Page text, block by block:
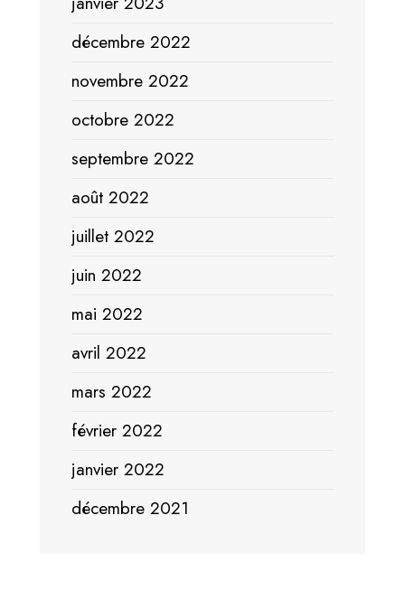
décembre 2022
novembre 2022
octobre 2022
septembre 2022
août 2022
juillet 2022
juin 2022
mai 2022
avril 2022
mars 2022
février 2022
janvier 2022
décembre 2021